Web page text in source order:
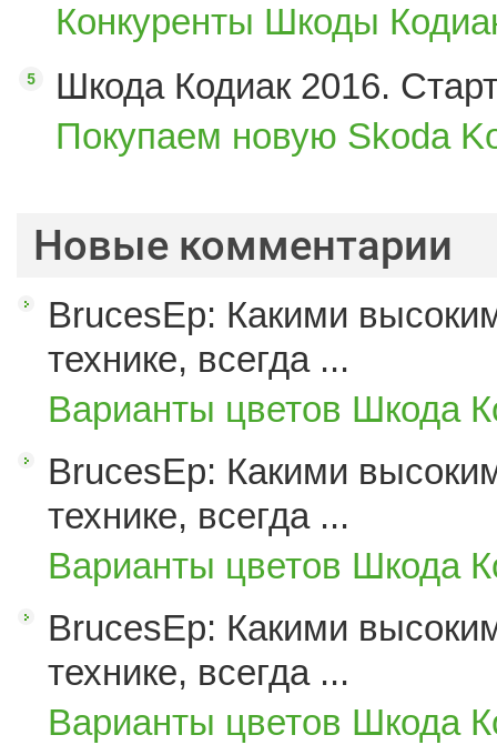
Конкуренты Шкоды
Шкода Кодиак 2016.
Покупаем новую Skoda
Новые комментарии
BrucesEp: Какими
технике, всегда ...
Варианты цветов Шкода
BrucesEp: Какими
технике, всегда ...
Варианты цветов Шкода
BrucesEp: Какими
технике, всегда ...
Варианты цветов Шкода